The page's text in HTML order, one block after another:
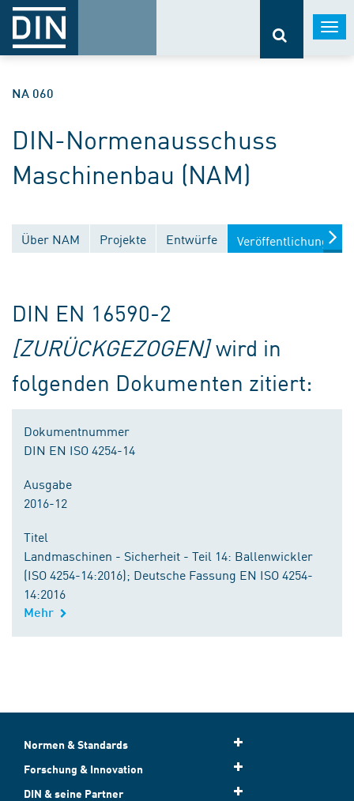
NA 060
DIN-Normenausschuss
Maschinenbau (NAM)
Über NAM Projekte Entwürfe Veröffentlichungen
DIN EN 16590-2
[ZURÜCKGEZOGEN]wird in
folgenden Dokumenten zitiert:
Dokumentnummer
DIN EN ISO 4254-14
Ausgabe
2016-12
Titel
Landmaschinen - Sicherheit - Teil 14: Ballenwickler
(ISO 4254-14:2016); Deutsche Fassung EN ISO 4254-
14:2016
Mehr
Normen & Standards
Forschung & Innovation
DIN & seine Partner